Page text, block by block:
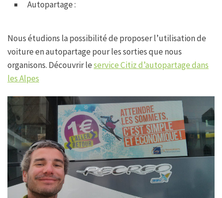
Autopartage :
Nous étudions la possibilité de proposer l’utilisation de
voiture en autopartage pour les sorties que nous
organisons. Découvrir leservice Citiz d’autopartage dans
les Alpes